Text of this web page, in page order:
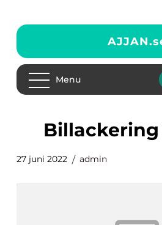
AJJAN.
Menu
27 juni 2022 admin